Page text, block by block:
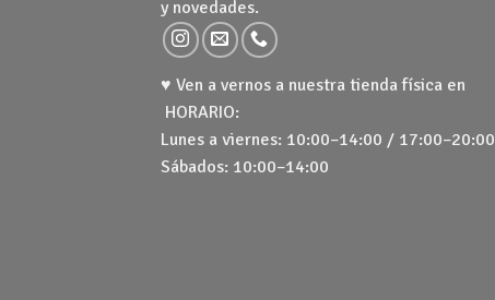
y novedades.
♥ Ven a vernos a nuestra tienda física en
HORARIO:
Lunes a viernes: 10:00–14:00 / 17:00–20:00
Sábados: 10:00–14:00